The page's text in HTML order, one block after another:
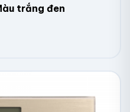
trắng đen